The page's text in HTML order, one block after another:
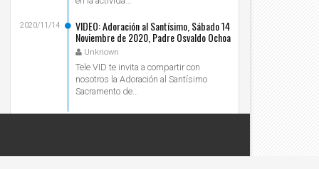
VIDEO: Adoración al Santísimo, Sábado 14
Noviembre de 2020, Padre Osvaldo Ochoa
- Tele VID
Unknown
2020/11/14
Tele VID te invita a compartir con
nosotros la Adoración al Santísimo
Sacramento de...